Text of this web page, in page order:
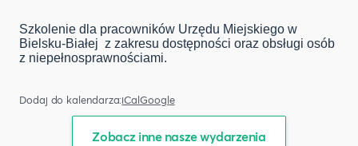
Szkolenie dla pracowników Urzędu Miejskiego w
Bielsku-Białej z zakresu dostępności oraz obsługi osób
z niepełnosprawnościami.
Dodaj do kalendarza:iCalGoogle
Zobacz inne nasze wydarzenia